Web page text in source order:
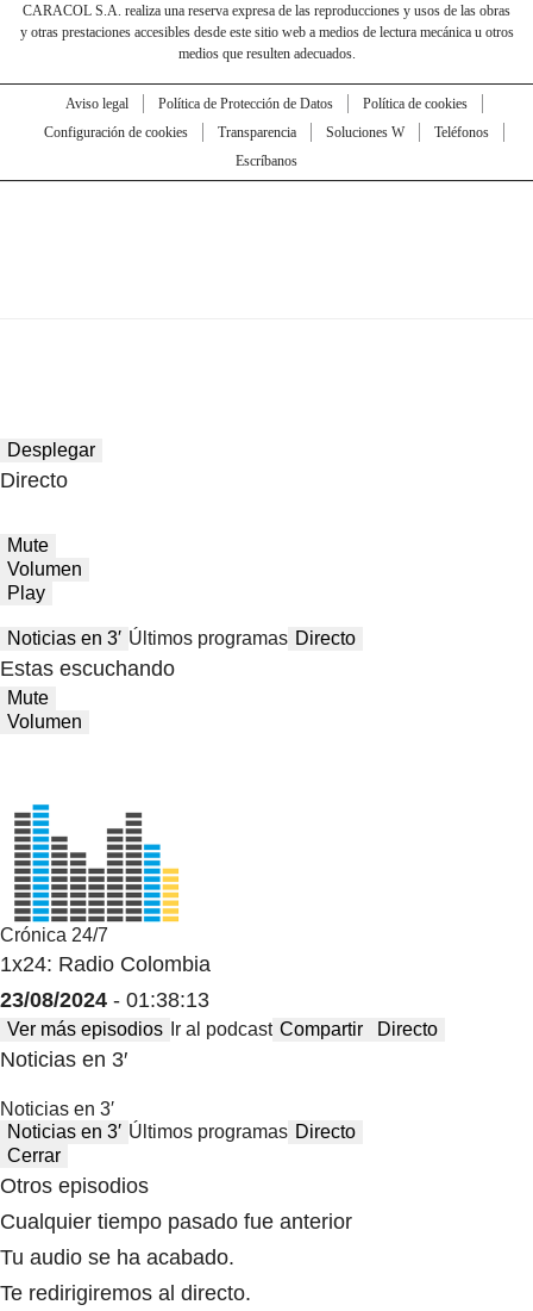
CARACOL S.A. realiza una reserva expresa de las reproducciones y usos de las obras
y otras prestaciones accesibles desde este sitio web a medios de lectura mecánica u otros
medios que resulten adecuados.
Aviso legal Política de Protección de Datos
Política de cookies
Configuración de cookies
Transparencia Soluciones W
Teléfonos
Escríbanos
Desplegar
Directo
Mute
Volumen
Play
Noticias en 3′ Últimos programas Directo
Estas escuchando
Mute
Volumen
Crónica 24/7
1x24: Radio Colombia
23/08/2024 - 01:38:13
Ver más episodios Ir al podcast Compartir Directo
Noticias en 3′
Noticias en 3′
Noticias en 3′ Últimos programas Directo
Cerrar
Otros episodios
Cualquier tiempo pasado fue anterior
Tu audio se ha acabado.
Te redirigiremos al directo.